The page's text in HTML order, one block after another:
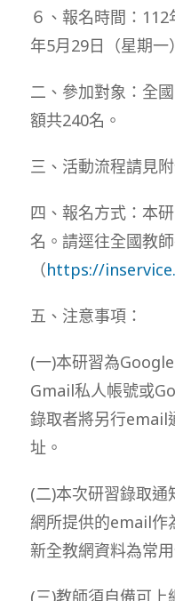
６、報名時間：
年5月29日（星期一）
二、參加對象：全
額共240名。
三、活動流程請見附
四、報名方式：本
名。請逕往全國教
（https://
五、注意事項：
(一)本研習為
Gmail私人帳號或
錄取者將另行
址。
(二)本次研習錄取
網所提供的email作
新全教網資料為常
(三)教師須自備可上